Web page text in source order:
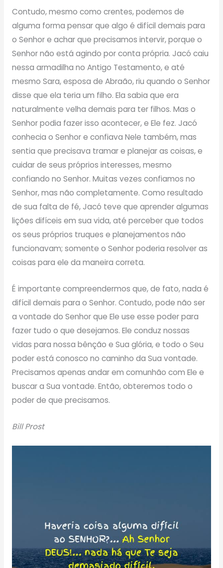
Contudo, mesmo como crentes, podemos de
alguma forma pensar que algo é difícil demais para
o Senhor e achar que precisamos intervir, porque o
Senhor não está agindo por conta própria. Jacó caiu
nessa armadilha no Antigo Testamento, e até
mesmo Sara, esposa de Abraão, riu quando o Senhor
disse que ela teria um filho. Ela sabia que era
naturalmente velha demais para ter filhos. Mas o
Senhor podia fazer isso acontecer, e Ele fez. Jacó
conhecia o Senhor e confiava Nele também, mas
sentia que precisava tramar e planejar as coisas, e
cuidar de seus próprios interesses, mesmo
confiando no Senhor. Muitas vezes confiamos no
Senhor, mas não completamente. Como resultado
de sua falta de fé, Jacó teve que aprender algumas
lições difíceis em sua vida, até perceber que todos
os seus próprios truques e planejamentos não
funcionavam; somente o Senhor poderia resolver as
coisas para ele da maneira correta.
É importante compreendermos que, de fato, nada é
difícil demais para o Senhor. Contudo, pode não ser
a vontade do Senhor que Ele use esse poder para
fazer tudo o que desejamos. Ele conduz nossas
vidas para nossa bênção e Sua glória, e todo o Seu
poder está conosco no caminho da Sua vontade.
Precisamos apenas andar em comunhão com Ele e
buscar a Sua vontade. Então, obteremos todo o
poder de que precisamos.
Bill Prost